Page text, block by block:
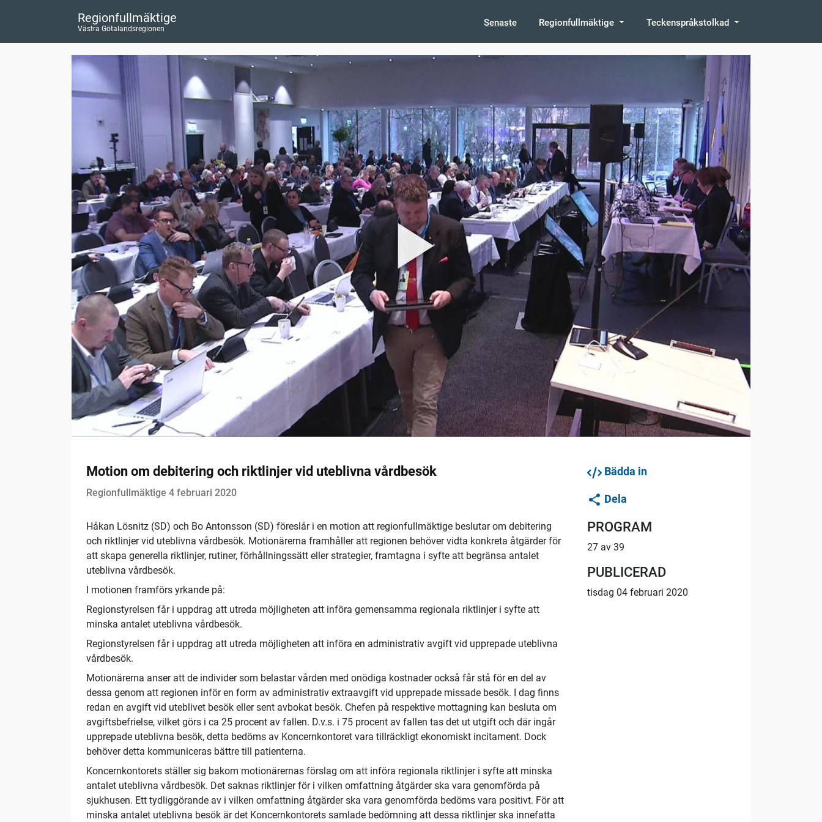
Regionfullmäktige
Västra Götalandsregionen
Senaste Regionfullmäktige Teckenspråkstolkad
Motion om debitering och riktlinjer vid uteblivna vårdbesök
Regionfullmäktige 4 februari 2020
Håkan Lösnitz (SD) och Bo Antonsson (SD) föreslår i en motion att regionfullmäktige beslutar om debitering
och riktlinjer vid uteblivna vårdbesök. Motionärerna framhåller att regionen behöver vidta konkreta åtgärder för
att skapa generella riktlinjer, rutiner, förhållningssätt eller strategier, framtagna i syfte att begränsa antalet
uteblivna vårdbesök.
I motionen framförs yrkande på:
Regionstyrelsen får i uppdrag att utreda möjligheten att införa gemensamma regionala riktlinjer i syfte att
minska antalet uteblivna vårdbesök.
Regionstyrelsen får i uppdrag att utreda möjligheten att införa en administrativ avgift vid upprepade uteblivna
vårdbesök.
Motionärerna anser att de individer som belastar vården med onödiga kostnader också får stå för en del av
dessa genom att regionen inför en form av administrativ extraavgift vid upprepade missade besök. I dag finns
redan en avgift vid uteblivet besök eller sent avbokat besök. Chefen på respektive mottagning kan besluta om
avgiftsbefrielse, vilket görs i ca 25 procent av fallen. D.v.s. i 75 procent av fallen tas det ut utgift och där ingår
upprepade uteblivna besök, detta bedöms av Koncernkontoret vara tillräckligt ekonomiskt incitament. Dock
behöver detta kommuniceras bättre till patienterna.
Koncernkontorets ställer sig bakom motionärernas förslag om att införa regionala riktlinjer i syfte att minska
antalet uteblivna vårdbesök. Det saknas riktlinjer för i vilken omfattning åtgärder ska vara genomförda på
sjukhusen. Ett tydliggörande av i vilken omfattning åtgärder ska vara genomförda bedöms vara positivt. För att
minska antalet uteblivna besök är det Koncernkontorets samlade bedömning att dessa riktlinjer ska innefatta
Bädda in
Dela
PROGRAM
27 av 39
PUBLICERAD
tisdag 04 februari 2020